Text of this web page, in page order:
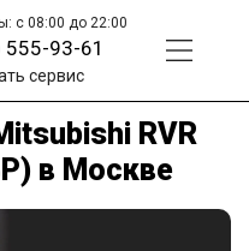
с 08:00 до 22:00
555-93-61
сервис
RVR
в Москве